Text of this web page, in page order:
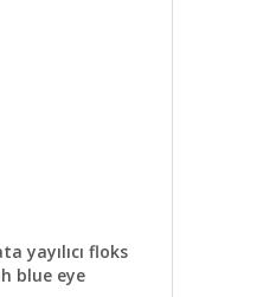
GELİNCE HABER VER
yayılıcı floks
blue eye